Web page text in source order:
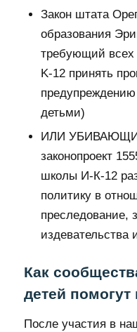
Закон штата
образования
требующий всех
K-12 принять
предупреждению
детьми)
ИЛИ
законопроект
школы И-К-12
политику в
преследование,
издевательства
Как
детей
После участия в